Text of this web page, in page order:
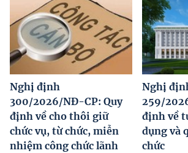
Nghị định
300/2026/NĐ-CP: Quy
định về cho thôi giữ
chức vụ, từ chức, miễn
nhiệm công chức lãnh
Nghị
259/
định về
dụng và
chức